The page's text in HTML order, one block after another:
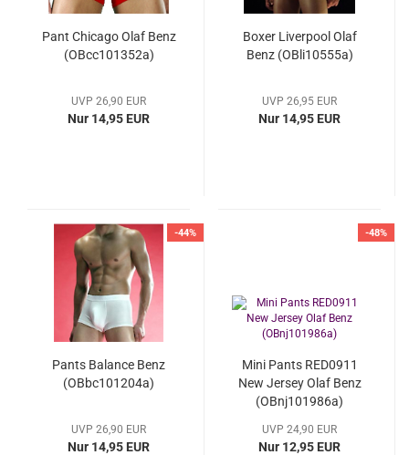
Pant Chicago Olaf Benz
(OBcc101352a)
UVP 26,90 EUR
Nur 14,95 EUR
Boxer Liverpool Olaf
Benz (OBli10555a)
UVP 26,95 EUR
Nur 14,95 EUR
-44%
Pants Balance Benz
(OBbc101204a)
UVP 26,90 EUR
Nur 14,95 EUR
-48%
Mini Pants RED0911
New Jersey Olaf Benz
(OBnj101986a)
UVP 24,90 EUR
Nur 12,95 EUR